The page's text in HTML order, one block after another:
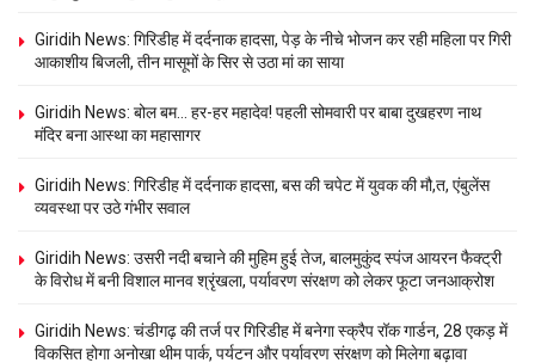
Giridih News: गिरिडीह में दर्दनाक हादसा, पेड़ के नीचे भोजन कर रही महिला पर गिरी
आकाशीय बिजली, तीन मासूमों के सिर से उठा मां का साया
Giridih News: बोल बम… हर-हर महादेव! पहली सोमवारी पर बाबा दुखहरण नाथ
मंदिर बना आस्था का महासागर
Giridih News: गिरिडीह में दर्दनाक हादसा, बस की चपेट में युवक की मौ,त, एंबुलेंस
व्यवस्था पर उठे गंभीर सवाल
Giridih News: उसरी नदी बचाने की मुहिम हुई तेज, बालमुकुंद स्पंज आयरन फैक्ट्री
के विरोध में बनी विशाल मानव श्रृंखला, पर्यावरण संरक्षण को लेकर फूटा जनआक्रोश
Giridih News: चंडीगढ़ की तर्ज पर गिरिडीह में बनेगा स्क्रैप रॉक गार्डन, 28 एकड़ में
विकसित होगा अनोखा थीम पार्क, पर्यटन और पर्यावरण संरक्षण को मिलेगा बढ़ावा